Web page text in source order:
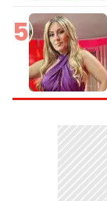
5